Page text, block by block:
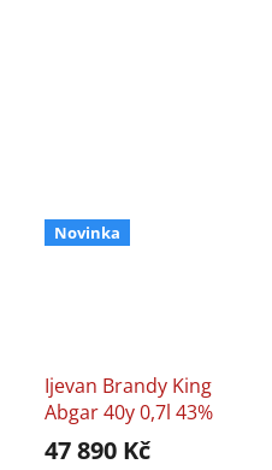
Novinka
Ijevan Brandy King
Abgar 40y 0,7l 43%
47 890 Kč